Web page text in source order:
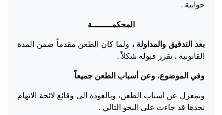
جوابية .
المحكمــــــــة
بعد التدقيق والمداولة ، ولما كان الطعن مقدماً ضمن المدة
القانونية ، تقرر قبوله شكلاً .
وفي الموضوع، وعن أسباب الطعن جميعاً
وبمعزل عن اسباب الطعن، وبالعودة الى وقائع لائحة الاتهام
نجدها قد جاءت على النحو التالي .